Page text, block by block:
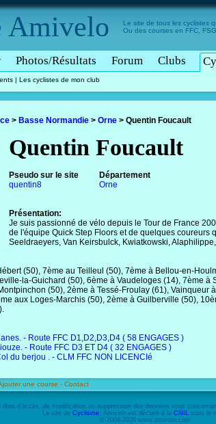
Amivelo
Le site de tous les cyclistes
Ou des courses en FFC,
Photos/Résultats Forum Clubs
| Les cyclistes de mon club
> Basse Normandie > Orne > Quentin Foucault
Quentin Foucault
Pseudo sur le site
quentin8
Département
Orne
Présentation:
Je suis passionné de vélo depuis le Tour de France
de l'équipe Quick Step Floors et de quelques coureurs
Seeldraeyers, Van Keirsbulck, Kwiatkowski,
(50), 7ème au Teilleul (50), 7ème à Bellou-en-
la-Guichard (50), 6ème à Vaudeloges (14), 7ème
(50), 2ème à Tessé-Froulay (61),
aux Loges-Marchis (50), 2ème à Guilberville (50),
- Route FFC D1,D2,D3,D4 ( 58 ENGAGES )
- Route FFC D3 ET D4 ( 32 ENGAGES )
du berjou . - CLM FFC NON LICENCIé
une course - Contact
droit d'accès, de modification ou suppression des données vous
Le site de Cyclisme, Amivelo est déclaré à la CNIL sous le
© 2004-2026 www.amivelo.com